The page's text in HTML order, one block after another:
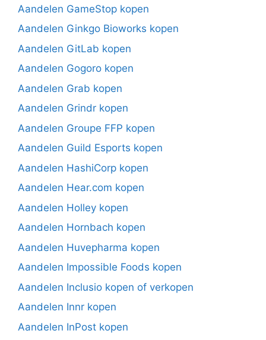
Aandelen GameStop kopen
Aandelen Ginkgo Bioworks kopen
Aandelen GitLab kopen
Aandelen Gogoro kopen
Aandelen Grab kopen
Aandelen Grindr kopen
Aandelen Groupe FFP kopen
Aandelen Guild Esports kopen
Aandelen HashiCorp kopen
Aandelen Hear.com kopen
Aandelen Holley kopen
Aandelen Hornbach kopen
Aandelen Huvepharma kopen
Aandelen Impossible Foods kopen
Aandelen Inclusio kopen of verkopen
Aandelen Innr kopen
Aandelen InPost kopen